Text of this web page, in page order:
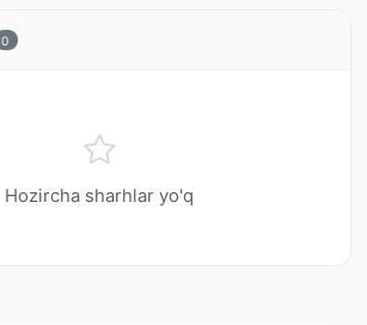
0
Hozircha sharhlar yo'q